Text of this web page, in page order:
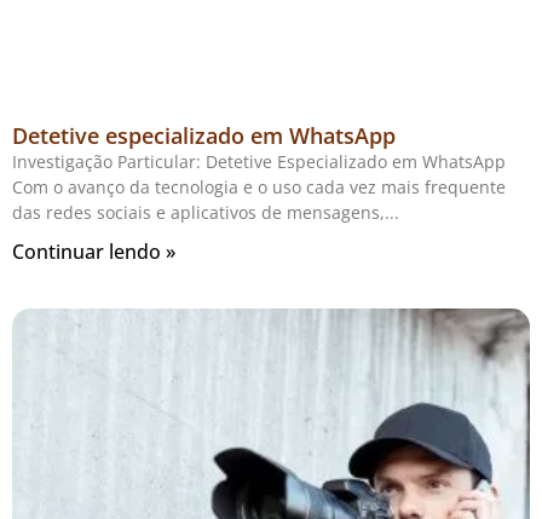
Detetive especializado em WhatsApp
Investigação Particular: Detetive Especializado em WhatsApp
Com o avanço da tecnologia e o uso cada vez mais frequente
das redes sociais e aplicativos de mensagens,
Continuar lendo »